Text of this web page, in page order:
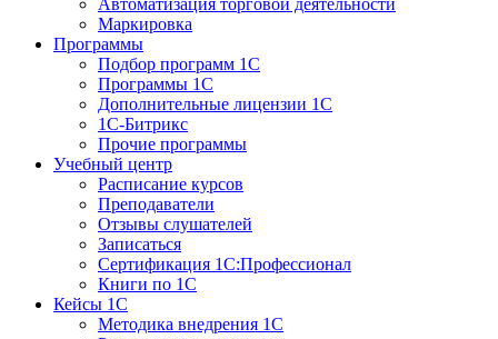
Автоматизация торговой деятельности
Маркировка
Программы
Подбор программ 1С
Программы 1С
Дополнительные лицензии 1С
1С-Битрикс
Прочие программы
Учебный центр
Расписание курсов
Преподаватели
Отзывы слушателей
Записаться
Сертификация 1С:Профессионал
Книги по 1С
Кейсы 1С
Методика внедрения 1С